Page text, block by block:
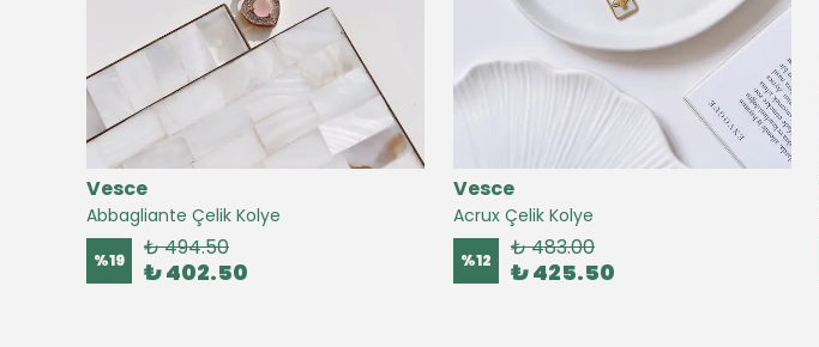
Vesce
Abbagliante Çelik Kolye
%19 ₺ 494.50
₺ 402.50
Vesce
Acrux Çelik Kolye
%12 ₺ 483.00
₺ 425.50